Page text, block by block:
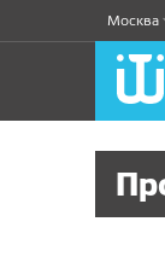
Москва